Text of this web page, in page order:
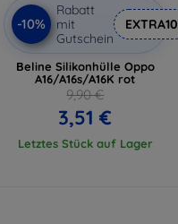
-10%
Rabatt
mit
Gutschein
EXTRA10
Beline Silikonhülle Oppo
A16/A16s/A16K rot
9,90 €
3,51 €
Letztes Stück auf Lager